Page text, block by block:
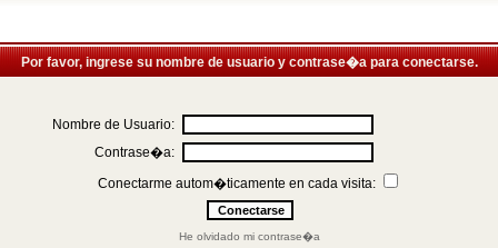
Por favor, ingrese su nombre de usuario y contrase�a para conectarse.
Nombre de Usuario:
Contrase�a:
Conectarme autom�ticamente en cada visita:
He olvidado mi contrase�a